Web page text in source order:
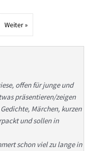
Weiter »
offen für junge und
präsentieren/zeigen
Märchen, kurzen
und sollen in
schon viel zu lange in